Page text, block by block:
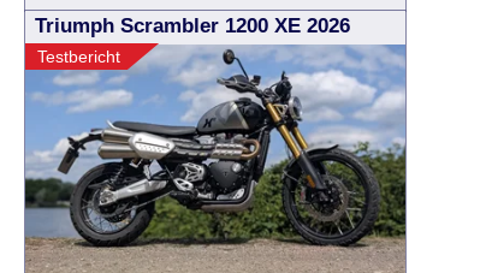
Triumph Scrambler 1200 XE 2026
Testbericht